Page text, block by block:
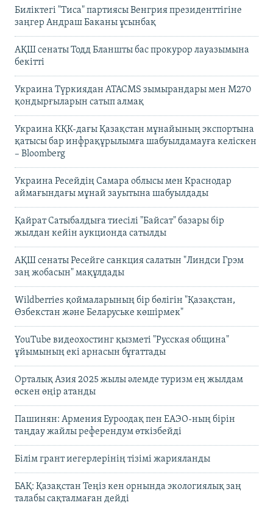
Биліктегі "Тиса" партиясы Венгрия президенттігіне
заңгер Андраш Баканы ұсынбақ
АҚШ сенаты Тодд Бланшты бас прокурор лауазымына
бекітті
Украина Түркиядан ATACMS зымырандары мен M270
қондырғыларын сатып алмақ
Украина КҚК-дағы Қазақстан мұнайының экспортына
қатысы бар инфрақұрылымға шабуылдамауға келіскен
– Bloomberg
Украина Ресейдің Самара облысы мен Краснодар
аймағындағы мұнай зауытына шабуылдады
Қайрат Сатыбалдыға тиесілі "Байсат" базары бір
жылдан кейін аукционда сатылды
АҚШ сенаты Ресейге санкция салатын "Линдси Грэм
заң жобасын" мақұлдады
Wildberries қоймаларының бір бөлігін "Қазақстан,
Өзбекстан және Беларуське көшірмек"
YouTube видеохостинг қызметі "Русская община"
ұйымының екі арнасын бұғаттады
Орталық Азия 2025 жылы әлемде туризм ең жылдам
өскен өңір атанды
Пашинян: Армения Еуроодақ пен ЕАЭО-ның бірін
таңдау жайлы референдум өткізбейді
Білім грант иегерлерінің тізімі жарияланды
БАҚ: Қазақстан Теңіз кен орнында экологиялық заң
талабы сақталмаған дейді